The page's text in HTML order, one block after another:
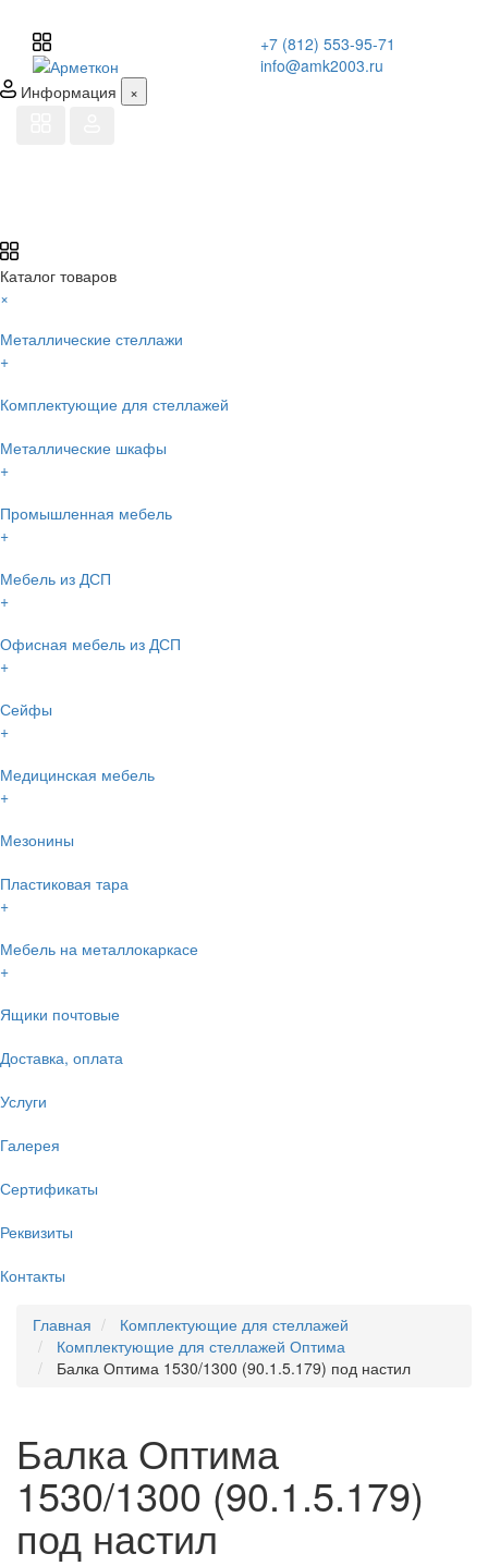
+7 (812) 553-95-71
info@amk2003.ru
Информация
×
Каталог товаров
×
Металлические стеллажи
+
Комплектующие для стеллажей
Металлические шкафы
+
Промышленная мебель
+
Мебель из ДСП
+
Офисная мебель из ДСП
+
Сейфы
+
Медицинская мебель
+
Мезонины
Пластиковая тара
+
Мебель на металлокаркасе
+
Ящики почтовые
Доставка, оплата
Услуги
Галерея
Сертификаты
Реквизиты
Контакты
Главная
Комплектующие для стеллажей
Комплектующие для стеллажей Оптима
Балка Оптима 1530/1300 (90.1.5.179) под настил
Балка Оптима
1530/1300 (90.1.5.179)
под настил